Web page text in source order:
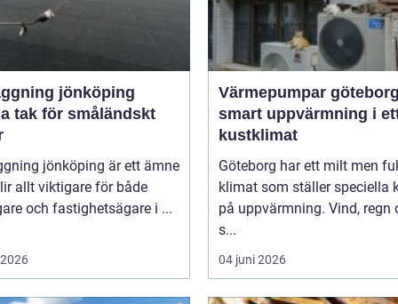
jönköping
tak för småländskt
jönköping är ett ämne
allt viktigare för både
och fastighetsägare i ...
Värmepumpar
smart uppvärmning i
kustklimat
Göteborg har ett milt men
klimat som ställer speciella
på uppvärmning. Vind, regn
s...
04 juni 2026